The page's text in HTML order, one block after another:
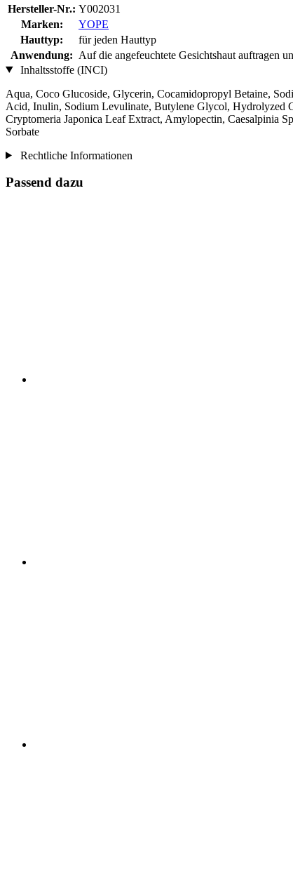
Hersteller-Nr.: Y002031
Marken:
YOPE
Hauttyp:
für jeden Hauttyp
Anwendung: Auf die angefeuchtete Gesichtshaut auftragen
Inhaltsstoffe (INCI)
Aqua, Coco Glucoside, Glycerin, Cocamidopropyl Betaine,
Acid, Inulin, Sodium Levulinate, Butylene Glycol, Hydrolyzed
Cryptomeria Japonica Leaf Extract, Amylopectin, Caesalpinia
Sorbate
Rechtliche Informationen
Passend dazu